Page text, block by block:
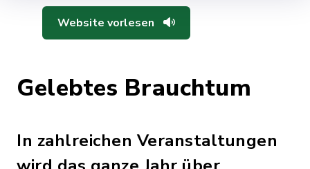
Website vorlesen
Gelebtes Brauchtum
In zahlreichen Veranstaltungen